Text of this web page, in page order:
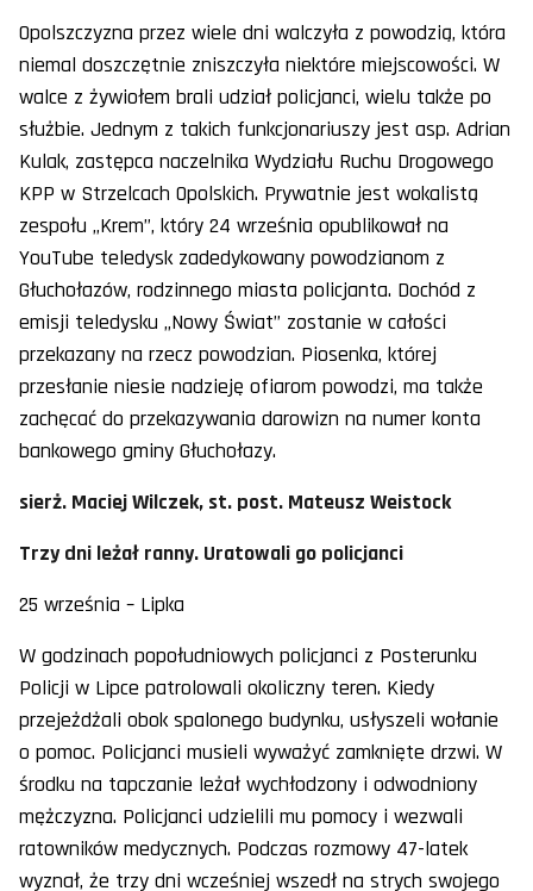
Opolszczyzna przez wiele dni walczyła z powodzią, która
niemal doszczętnie zniszczyła niektóre miejscowości. W
walce z żywiołem brali udział policjanci, wielu także po
służbie. Jednym z takich funkcjonariuszy jest asp. Adrian
Kulak, zastępca naczelnika Wydziału Ruchu Drogowego
KPP w Strzelcach Opolskich. Prywatnie jest wokalistą
zespołu „Krem”, który 24 września opublikował na
YouTube teledysk zadedykowany powodzianom z
Głuchołazów, rodzinnego miasta policjanta. Dochód z
emisji teledysku „Nowy Świat” zostanie w całości
przekazany na rzecz powodzian. Piosenka, której
przesłanie niesie nadzieję ofiarom powodzi, ma także
zachęcać do przekazywania darowizn na numer konta
bankowego gminy Głuchołazy.
sierż. Maciej Wilczek, st. post. Mateusz Weistock
Trzy dni leżał ranny. Uratowali go policjanci
25 września – Lipka
W godzinach popołudniowych policjanci z Posterunku
Policji w Lipce patrolowali okoliczny teren. Kiedy
przejeżdżali obok spalonego budynku, usłyszeli wołanie
o pomoc. Policjanci musieli wyważyć zamknięte drzwi. W
środku na tapczanie leżał wychłodzony i odwodniony
mężczyzna. Policjanci udzielili mu pomocy i wezwali
ratowników medycznych. Podczas rozmowy 47-latek
wyznał, że trzy dni wcześniej wszedł na strych swojego